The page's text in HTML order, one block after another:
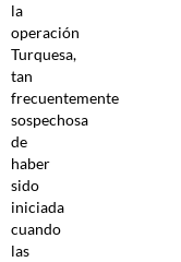
la
operación
Turquesa,
tan
frecuentemente
sospechosa
de
haber
sido
iniciada
cuando
las